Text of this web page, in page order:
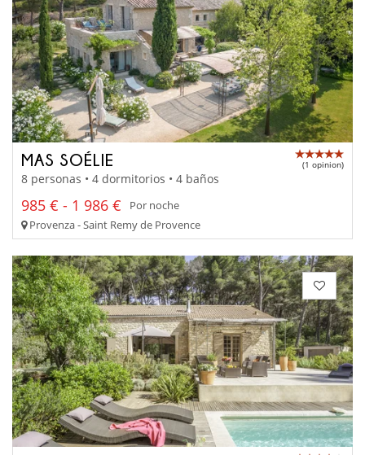
MAS SOÉLIE (1 opinion)
8 personas • 4 dormitorios • 4 baños
985 € - 1 986 €
Por noche
Provenza - Saint Remy de Provence